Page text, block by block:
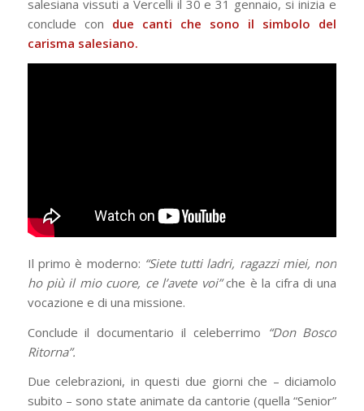
salesiana vissuti a Vercelli il 30 e 31 gennaio, si inizia e
conclude con due canti che sono il simbolo del
carisma salesiano.
Il primo è moderno: “Siete tutti ladri, ragazzi miei, non
ho più il mio cuore, ce l’avete voi”che è la cifra di una
vocazione e di una missione.
Conclude il documentario il celeberrimo “Don Bosco
Ritorna”.
Due celebrazioni, in questi due giorni che – diciamolo
subito – sono state animate da cantorie (quella “Senior”